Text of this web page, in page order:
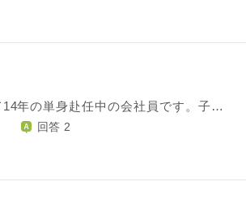
わたしは結婚して14年の単身赴任中の会社員です。子供は二人います。妻とは長年の意見の違いでケンカを続け、今はまったく好きな気持ち、思いやりがありません。 10年以上、好きになろう、変えていこうと自分から努力しましたが関係は変わらず諦めました。 約一月前にその気持ちと離婚を切り出したところ、私はやり直したい、できないなら死ぬといい裸足で外へ飛び出し、私に恐怖感を植え付けました。今もプレッシャーは続いています。 また、わたしは8ヶ月間 職場不倫をしました。その相手は私をしっかりと受け入れてくれる人で、とても安心できました。蔑まれ続けていた私は心を奪われました。 いまは、不貞関係はないものの連絡はとっています。嫁の恐怖から逃れたいために。嫁には勘づかれていたため、自分から打ち明けました。 今すぐ離婚はしたい、不貞という形ではなく、自分を受け入れてくれる人と一緒に人生をやり直したい。そう強く思っています。 ただ子供のことは愛しています。大人になるまで面倒を見たい。ですが、単身赴任でまともな育児をしてなかった事実もあり嫁に奪われると思います。子供のことを考えると嫁とやり直す必要がある。ただ、自分の積もった恐怖感、変化のない嫁の態度や考え方に一生付き合わないといけない。そう考えると絶望感で気が狂っています。 私は自分の信じた道を進みたい。道とは離婚して、その上で子供の心のケアと教育費を支払い一人前にしつつ、自分を受け入れてくれる人と幸せになる。 私は道を間違えているのでしょうか。客観的な意見を聞きたいです。よろしくお願いいたします。
回答 2